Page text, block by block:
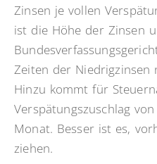
Zinsen je vollen
ist die Höhe der Zinsen
Zeiten der Niedrigzinsen
Hinzu kommt für
Verspätungszuschlag
Monat. Besser ist es,
ziehen.